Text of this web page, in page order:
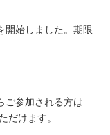
開始しました。期限
ご参加される方は
だけます。